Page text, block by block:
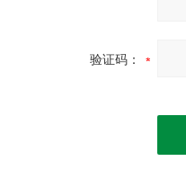
验证码：